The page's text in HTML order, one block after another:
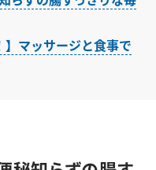
】マッサージと食事で